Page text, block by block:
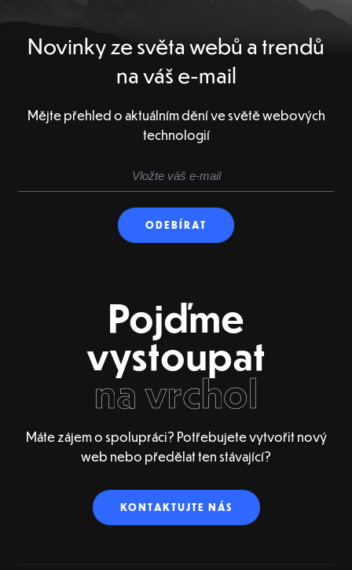
Novinky ze světa webů a trendů
na váš e-mail
Mějte přehled o aktuálním dění ve světě webových
technologií
Pojďme
vystoupat
na vrchol
Máte zájem o spolupráci? Potřebujete vytvořit nový
web nebo předělat ten stávající?
KONTAKTUJTE NÁS